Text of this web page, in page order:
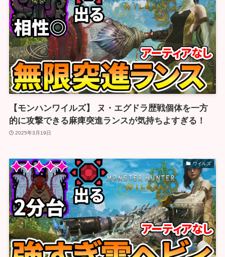
【モンハンワイルズ】 ヌ・エグドラ歴戦個体を一方
的に攻撃できる麻痺突進ランスが気持ちよすぎる！
2025年3月19日
ワイルズ